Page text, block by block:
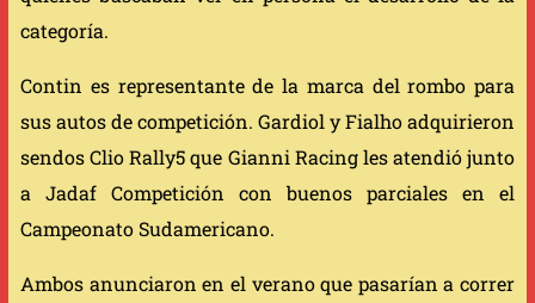
categoría.
Contin es representante de la marca del rombo para
sus autos de competición. Gardiol y Fialho adquirieron
sendos Clio Rally5 que Gianni Racing les atendió junto
a Jadaf Competición con buenos parciales en el
Campeonato Sudamericano.
Ambos anunciaron en el verano que pasarían a correr